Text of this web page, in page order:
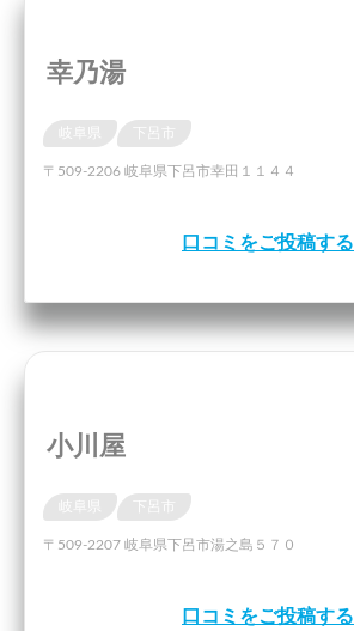
幸乃湯
岐阜県 下呂市
〒509-2206 岐阜県下呂市幸田１１４４
口コミをご投稿する
小川屋
岐阜県 下呂市
〒509-2207 岐阜県下呂市湯之島５７０
口コミをご投稿する